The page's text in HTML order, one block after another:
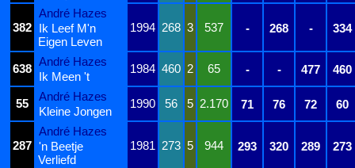
382
André Hazes
1994 268 3 537 - 268 - 334
Ik Leef M'n
Eigen Leven
638
André Hazes
1984 460 2 65 - - 477 460
Ik Meen 't
55
André Hazes
1990 56 5 2.170 71 76 72 60
Kleine Jongen
287
André Hazes
1981 273 5 944 293 320 289 273
'n Beetje
Verliefd